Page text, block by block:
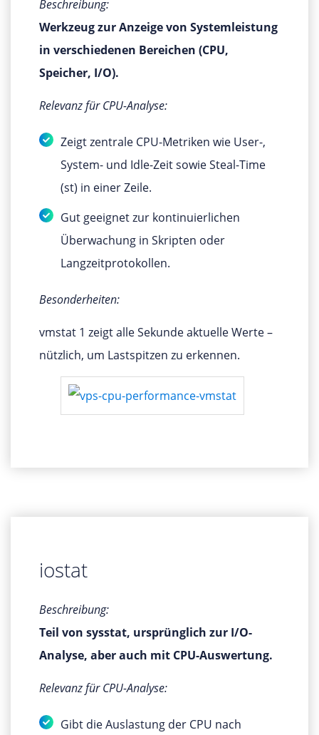
Beschreibung:
Werkzeug zur Anzeige von Systemleistung
in verschiedenen Bereichen (CPU,
Speicher, I/O).
Relevanz für CPU-Analyse:
Zeigt zentrale CPU-Metriken wie User-,
System- und Idle-Zeit sowie Steal-Time
(st) in einer Zeile.
Gut geeignet zur kontinuierlichen
Überwachung in Skripten oder
Langzeitprotokollen.
Besonderheiten:
vmstat 1 zeigt alle Sekunde aktuelle Werte –
nützlich, um Lastspitzen zu erkennen.
iostat
Beschreibung:
Teil von sysstat, ursprünglich zur I/O-
Analyse, aber auch mit CPU-Auswertung.
Relevanz für CPU-Analyse:
Gibt die Auslastung der CPU nach